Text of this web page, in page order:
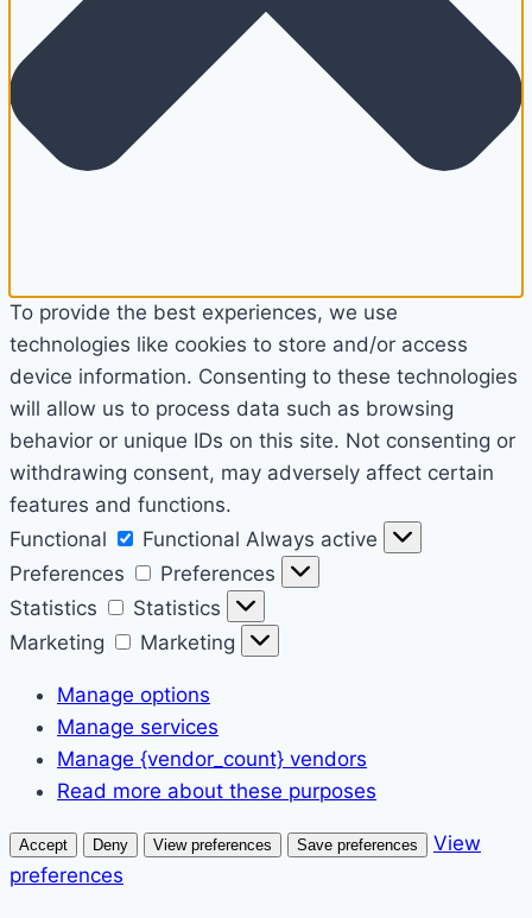
To provide the best experiences, we use
technologies like cookies to store and/or access
device information. Consenting to these technologies
will allow us to process data such as browsing
behavior or unique IDs on this site. Not consenting or
withdrawing consent, may adversely affect certain
features and functions.
Functional
Functional Always active
Preferences
Preferences
Statistics
Statistics
Marketing
Marketing
Manage options
Manage services
Manage {vendor_count} vendors
Read more about these purposes
Accept Deny View preferences Save preferences
View
preferences